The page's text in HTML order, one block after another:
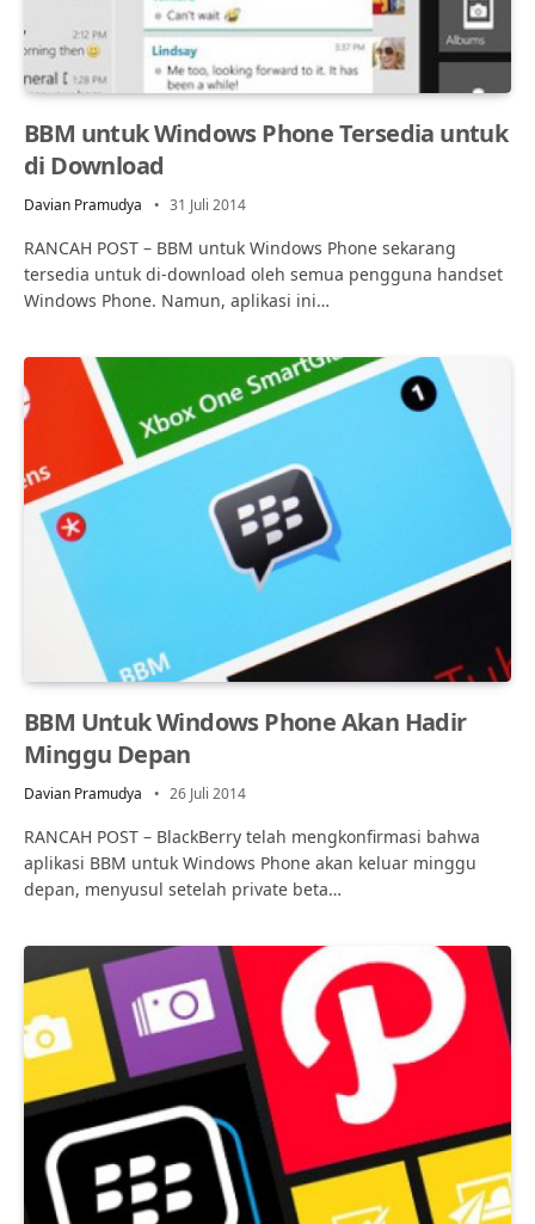
BBM untuk Windows Phone Tersedia untuk
di Download
Davian Pramudya 31 Juli 2014
RANCAH POST – BBM untuk Windows Phone sekarang
tersedia untuk di-download oleh semua pengguna handset
Windows Phone. Namun, aplikasi ini…
BBM Untuk Windows Phone Akan Hadir
Minggu Depan
Davian Pramudya 26 Juli 2014
RANCAH POST – BlackBerry telah mengkonfirmasi bahwa
aplikasi BBM untuk Windows Phone akan keluar minggu
depan, menyusul setelah private beta…